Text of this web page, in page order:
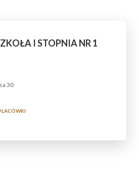
I STOPNIA NR 1
30